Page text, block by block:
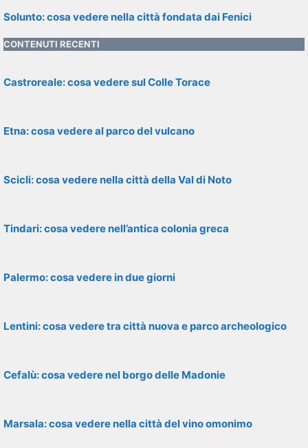
Solunto: cosa vedere nella città fondata dai Fenici
CONTENUTI RECENTI
Castroreale: cosa vedere sul Colle Torace
Etna: cosa vedere al parco del vulcano
Scicli: cosa vedere nella città della Val di Noto
Tindari: cosa vedere nell’antica colonia greca
Palermo: cosa vedere in due giorni
Lentini: cosa vedere tra città nuova e parco archeologico
Cefalù: cosa vedere nel borgo delle Madonie
Marsala: cosa vedere nella città del vino omonimo